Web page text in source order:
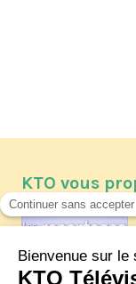
KTO vous